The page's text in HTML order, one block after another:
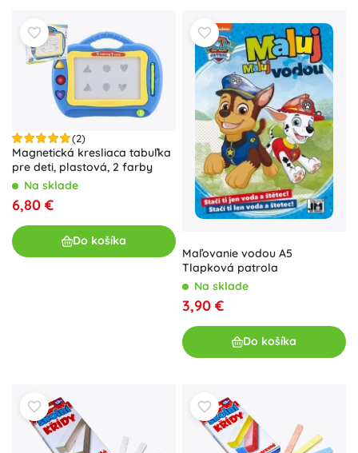
(2)
Magnetická kresliaca tabuľka
pre deti, plastová, 2 farby
Na sklade
6,80 €
Do košíka
Maľovanie vodou A5
Tlapková patrola
Na sklade
3,90 €
Do košíka